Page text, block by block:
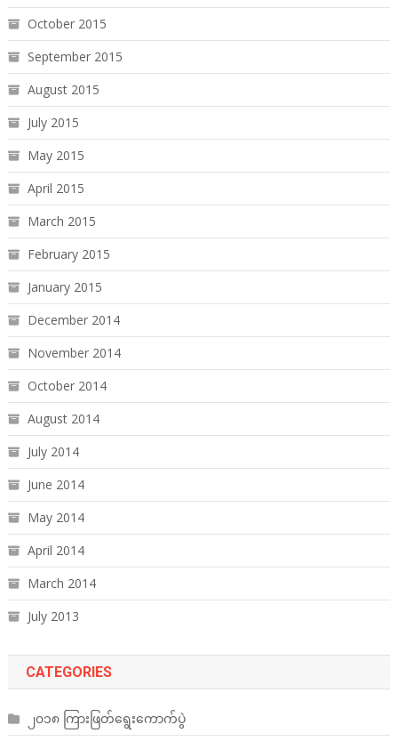
October 2015
September 2015
August 2015
July 2015
May 2015
April 2015
March 2015
February 2015
January 2015
December 2014
November 2014
October 2014
August 2014
July 2014
June 2014
May 2014
April 2014
March 2014
July 2013
CATEGORIES
၂၀၁၈ ကြားဖြတ်ရွေးကောက်ပွဲ